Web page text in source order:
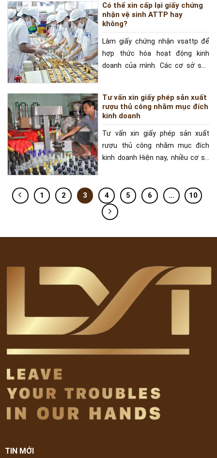
Có thể xin cấp lại giấy chứng
nhận vệ sinh ATTP hay
không?
Làm giấy chứng nhận vsattp để
hợp thức hóa hoạt động kinh
doanh của mình. Các cơ sở sản
Tư vấn xin giấy phép sản xuất
rượu thủ công nhằm mục đích
kinh doanh
Tư vấn xin giấy phép sản xuất
rượu thủ công nhằm mục đích
kinh doanh Hiện nay, nhiều cơ sở
1 2 3 4 5 6 … 10
TIN MỚI